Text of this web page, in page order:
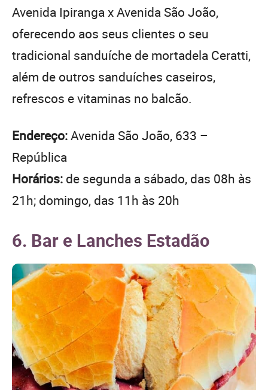
Avenida Ipiranga x Avenida São João,
oferecendo aos seus clientes o seu
tradicional sanduíche de mortadela Ceratti,
além de outros sanduíches caseiros,
refrescos e vitaminas no balcão.
Endereço:Avenida São João, 633 –
República
Horários: de segunda a sábado, das 08h às
21h; domingo, das 11h às 20h
6. Bar e Lanches Estadão